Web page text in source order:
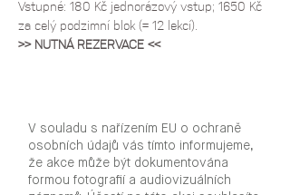
Vstupné: 180 Kč jednorázový vstup; 1650 Kč
za celý podzimní blok (= 12 lekcí).
>> NUTNÁ REZERVACE <<
V souladu s nařízením EU o ochraně
osobních údajů vás tímto informujeme,
že akce může být dokumentována
formou fotografií a audiovizuálních